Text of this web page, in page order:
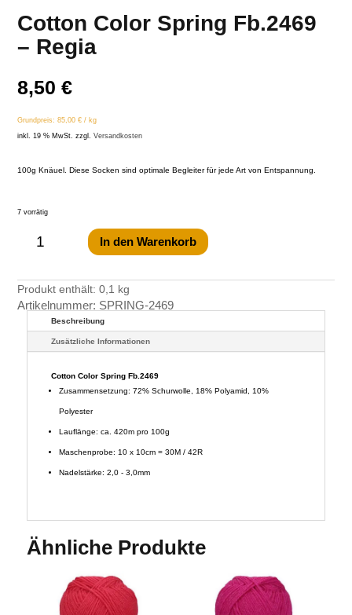
Cotton Color Spring Fb.2469
– Regia
8,50€
Grundpreis:85,00€ / kg
inkl. 19 % MwSt.
zzgl.Versandkosten
100g Knäuel. Diese Socken sind optimale Begleiter für jede Art von Entspannung.
7 vorrätig
Cotton
Spring
Fb.2469
Menge
In den Warenkorb
Produkt enthält: 0,1 kg
Artikelnummer: SPRING-2469
Beschreibung
Zusätzliche Informationen
Cotton Color Spring Fb.2469
Zusammensetzung: 72% Schurwolle, 18% Polyamid, 10%
Polyester
Lauflänge: ca. 420m pro 100g
Maschenprobe: 10 x 10cm = 30M / 42R
Nadelstärke: 2,0 - 3,0mm
Ähnliche Produkte